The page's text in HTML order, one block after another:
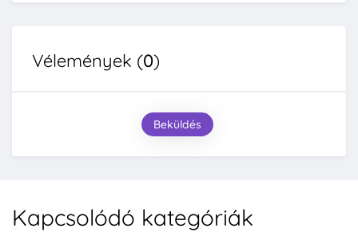
Vélemények (0)
Beküldés
Kapcsolódó kategóriák